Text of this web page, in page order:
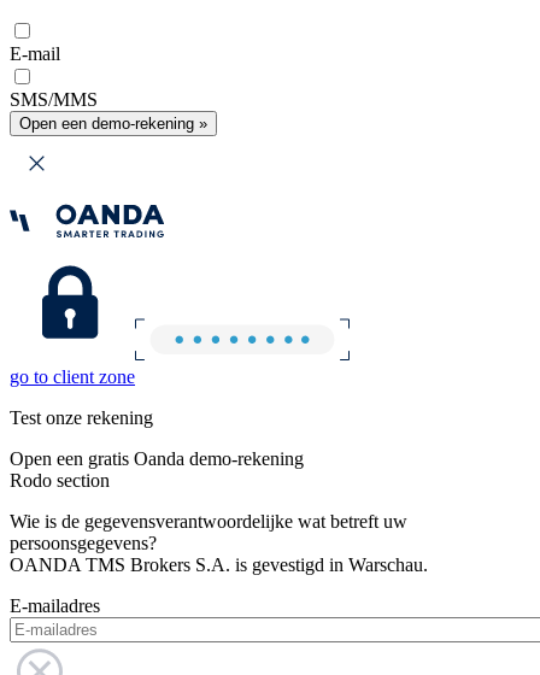
E-mail
SMS/MMS
Open een demo-rekening »
go to client zone
Test onze rekening
Open een gratis Oanda demo-rekening
Rodo section
Wie is de gegevensverantwoordelijke wat betreft uw
persoonsgegevens?
OANDA TMS Brokers S.A. is gevestigd in Warschau.
E-mailadres